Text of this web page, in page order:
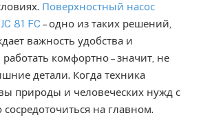
Поверхностный насос
81 FC – одно из таких решений,
важность удобства и
комфортно – значит, не
детали. Когда техника
природы и человеческих нужд с
на главном.